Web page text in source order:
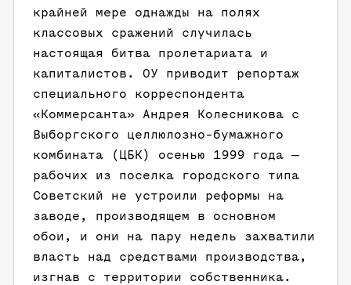
крайней мере однажды на полях
классовых сражений случилась
настоящая битва пролетариата и
капиталистов. ОУ приводит репортаж
специального корреспондента
«Коммерсанта» Андрея Колесникова с
Выборгского целлюлозно-бумажного
комбината (ЦБК) осенью 1999 года —
рабочих из поселка городского типа
Советский не устроили реформы на
заводе, производящем в основном
обои, и они на пару недель захватили
власть над средствами производства,
изгнав с территории собственника.